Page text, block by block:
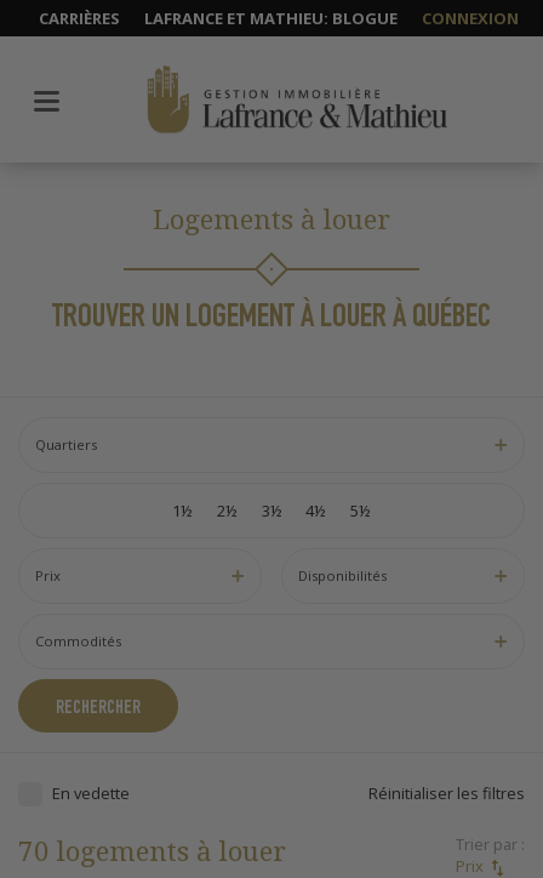
CARRIÈRES LAFRANCE ET MATHIEU: BLOGUE CONNEXION
Logements à louer
TROUVER UN LOGEMENT À LOUER À QUÉBEC
Quartiers
1½ 2½ 3½ 4½ 5½
Prix Disponibilités
Commodités
RECHERCHER
70 logements à louer
Trier par :
Prix
En vedette Réinitialiser les filtres